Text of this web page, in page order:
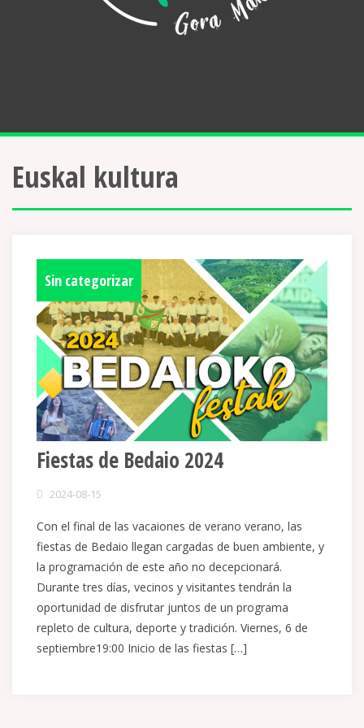
Euskal kultura
Sin categorizar
Fiestas de Bedaio 2024
2024-08-15
Con el final de las vacaiones de verano verano, las
fiestas de Bedaio llegan cargadas de buen ambiente, y
la programación de este año no decepcionará.
Durante tres días, vecinos y visitantes tendrán la
oportunidad de disfrutar juntos de un programa
repleto de cultura, deporte y tradición. Viernes, 6 de
septiembre19:00 Inicio de las fiestas […]